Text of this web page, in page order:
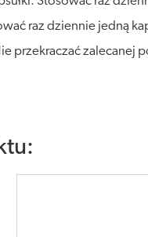
raz dziennie jedną
przekraczać zalecanej